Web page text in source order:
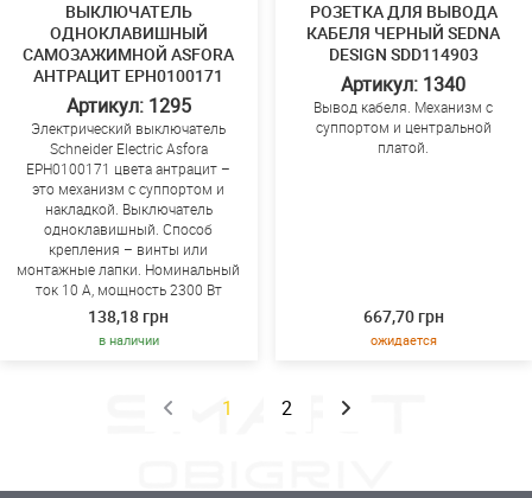
ВЫКЛЮЧАТЕЛЬ
ОДНОКЛАВИШНЫЙ
САМОЗАЖИМНОЙ ASFORA
АНТРАЦИТ EPH0100171
Артикул: 1295
Электрический выключатель
Schneider Electric Asfora
EPH0100171 цвета антрацит –
это механизм с суппортом и
накладкой. Выключатель
одноклавишный. Способ
крепления – винты или
монтажные лапки. Номинальный
ток 10 A, мощность 2300 Вт
138,18 грн
в наличии
РОЗЕТКА ДЛЯ ВЫВОДА
КАБЕЛЯ ЧЕРНЫЙ SEDNA
DESIGN SDD114903
Артикул: 1340
Вывод кабеля. Механизм с
суппортом и центральной
платой.
667,70 грн
ожидается
1 2